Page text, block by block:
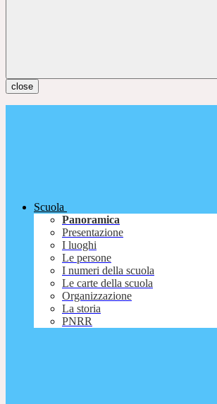
close
Scuola
Panoramica
Presentazione
I luoghi
Le persone
I numeri della scuola
Le carte della scuola
Organizzazione
La storia
PNRR